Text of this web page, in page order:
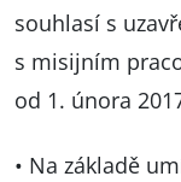
souhlasí s
s misijním
od 1. února
• Na základě